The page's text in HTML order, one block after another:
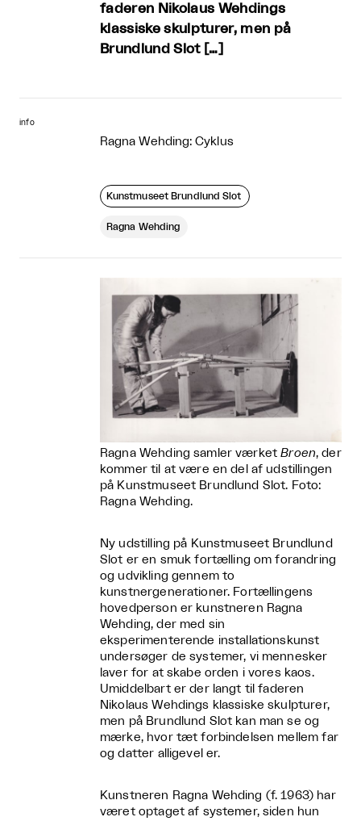
faderen Nikolaus Wehdings
klassiske skulpturer, men på
Brundlund Slot […]
info
Ragna Wehding: Cyklus
Kunstmuseet Brundlund Slot
Ragna Wehding
Ragna Wehding samler værketBroen, der
kommer til at være en del af udstillingen
på Kunstmuseet Brundlund Slot. Foto:
Ragna Wehding.
Ny udstilling på Kunstmuseet Brundlund
Slot er en smuk fortælling om forandring
og udvikling gennem to
kunstnergenerationer. Fortællingens
hovedperson er kunstneren Ragna
Wehding, der med sin
eksperimenterende installationskunst
undersøger de systemer, vi mennesker
laver for at skabe orden i vores kaos.
Umiddelbart er der langt til faderen
Nikolaus Wehdings klassiske skulpturer,
men på Brundlund Slot kan man se og
mærke, hvor tæt forbindelsen mellem far
og datter alligevel er.
Kunstneren Ragna Wehding (f. 1963) har
været optaget af systemer, siden hun